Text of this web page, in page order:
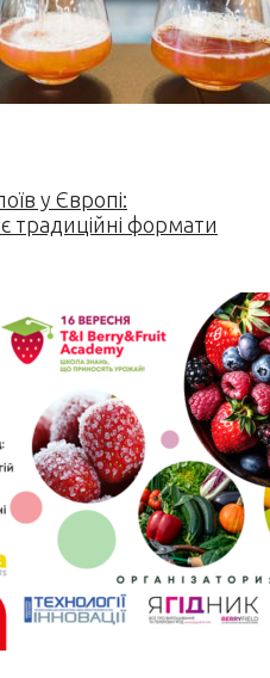
у Європі:
традиційні формати